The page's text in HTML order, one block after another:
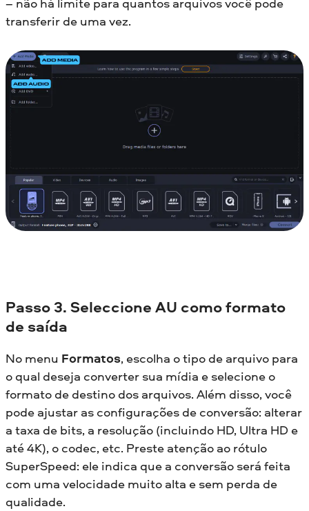
transferir de uma vez.
Passo 3. Seleccione AU como formato
de saída
No menu Formatos, escolha o tipo de arquivo para
o qual deseja converter sua mídia e selecione o
formato de destino dos arquivos. Além disso, você
pode ajustar as configurações de conversão: alterar
a taxa de bits, a resolução (incluindo HD, Ultra HD e
até 4K), o codec, etc. Preste atenção ao rótulo
SuperSpeed: ele indica que a conversão será feita
com uma velocidade muito alta e sem perda de
qualidade.